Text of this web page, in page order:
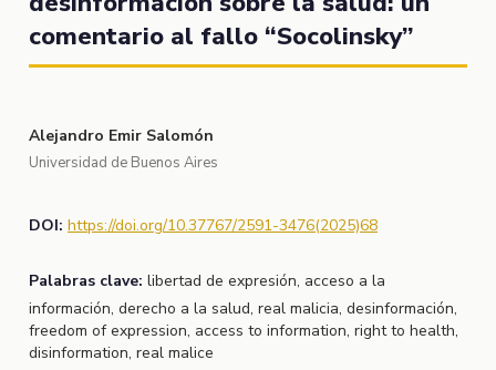
comentario al fallo “Socolinsky”
Alejandro Emir Salomón
Universidad de Buenos Aires
DOI: https://doi.org/10.37767/2591-3476(2025)68
Palabras clave: libertad de expresión, acceso a la
información, derecho a la salud, real malicia, desinformación,
freedom of expression, access to information, right to health,
disinformation, real malice